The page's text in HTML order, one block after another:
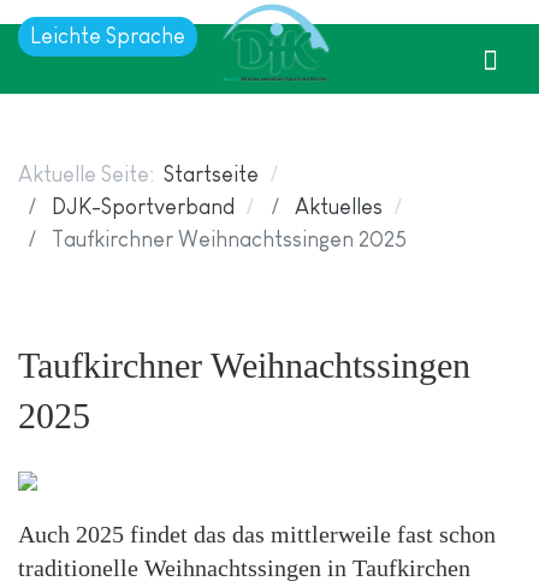
Leichte Sprache
Aktuelle Seite: Startseite
DJK-Sportverband
Aktuelles
Taufkirchner Weihnachtssingen 2025
Taufkirchner Weihnachtssingen
2025
Auch 2025 findet das das mittlerweile fast schon
traditionelle Weihnachtssingen in Taufkirchen